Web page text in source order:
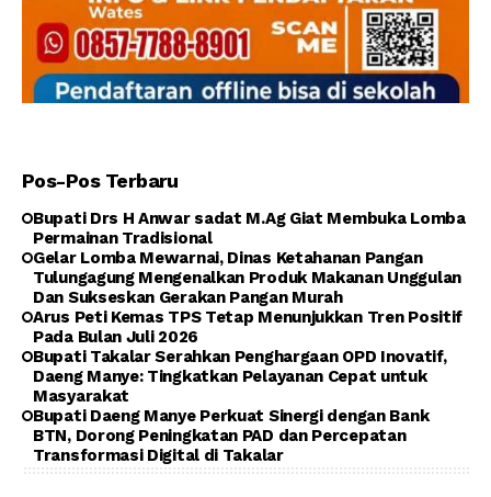
Pos-Pos Terbaru
Bupati Drs H Anwar sadat M.Ag Giat Membuka Lomba
Permainan Tradisional
Gelar Lomba Mewarnai, Dinas Ketahanan Pangan
Tulungagung Mengenalkan Produk Makanan Unggulan
Dan Sukseskan Gerakan Pangan Murah
Arus Peti Kemas TPS Tetap Menunjukkan Tren Positif
Pada Bulan Juli 2026
Bupati Takalar Serahkan Penghargaan OPD Inovatif,
Daeng Manye: Tingkatkan Pelayanan Cepat untuk
Masyarakat
Bupati Daeng Manye Perkuat Sinergi dengan Bank
BTN, Dorong Peningkatan PAD dan Percepatan
Transformasi Digital di Takalar